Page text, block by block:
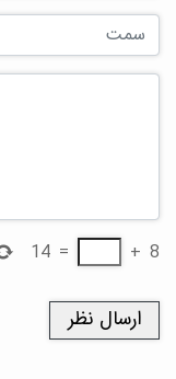
8
+
=
14